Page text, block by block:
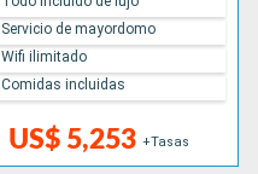
US$ 5,253 +Tasas
Servicio de mayordomo
Wifi ilimitado
Comidas incluidas